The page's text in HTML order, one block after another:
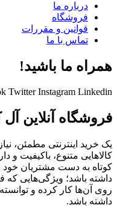
درباره ما
فروشگاه
قوانین و مقررات
تماس با ما
همراه ما باشید!
Twitter Instagram Linkedin
فروشگاه آنلاین آل
یک خرید اینترنتی مطمئن،
کالاهایی متنوع، باکیفیت
کوتاه به دست مشتریان خود
داشته باشد؛ ویژگی‌هایی که
روی آن‌ها کار کرده و
داشته باشد.